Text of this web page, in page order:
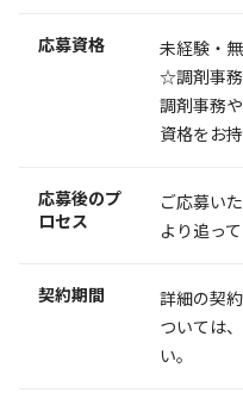
応募資格
未経験・
☆調剤事
調剤事務
資格をお
応募後のプ
ロセス
ご応募い
より追っ
契約期間
詳細の契
ついては
い。